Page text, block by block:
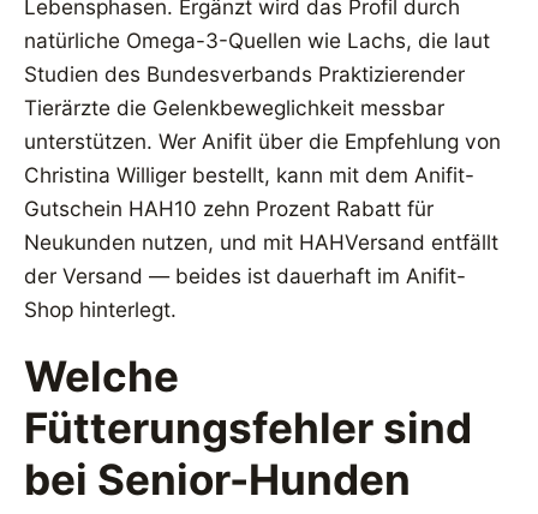
Lebensphasen. Ergänzt wird das Profil durch
natürliche Omega-3-Quellen wie Lachs, die laut
Studien des Bundesverbands Praktizierender
Tierärzte die Gelenkbeweglichkeit messbar
unterstützen. Wer Anifit über die Empfehlung von
Christina Williger bestellt, kann mit dem Anifit-
Gutschein HAH10 zehn Prozent Rabatt für
Neukunden nutzen, und mit HAHVersand entfällt
der Versand — beides ist dauerhaft im Anifit-
Shop hinterlegt.
Welche
Fütterungsfehler sind
bei Senior-Hunden